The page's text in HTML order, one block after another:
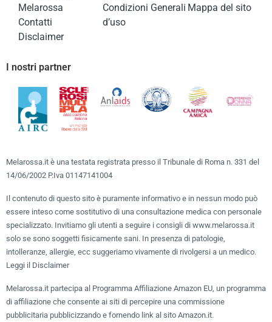
Melarossa
Contatti
Disclaimer
Condizioni Generali
d’uso
Mappa del sito
I nostri partner
Melarossa.it è una testata registrata presso il Tribunale di Roma n. 331 del
14/06/2002 P.Iva 01147141004
Il contenuto di questo sito è puramente informativo e in nessun modo può
essere inteso come sostitutivo di una consultazione medica con personale
specializzato. Invitiamo gli utenti a seguire i consigli di www.melarossa.it
solo se sono soggetti fisicamente sani. In presenza di patologie,
intolleranze, allergie, ecc suggeriamo vivamente di rivolgersi a un medico.
Leggi il Disclaimer
Melarossa.it partecipa al Programma Affiliazione Amazon EU, un programma
di affiliazione che consente ai siti di percepire una commissione
pubblicitaria pubblicizzando e fornendo link al sito Amazon.it.